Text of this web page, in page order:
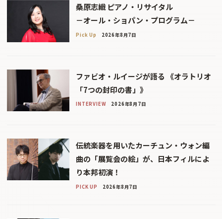
桑原志織 ピアノ・リサイタル
－オール・ショパン・プログラム－
Pick Up 2026年8月7日
ファビオ・ルイージが語る 《オラトリオ
「7つの封印の書」》
INTERVIEW 2026年8月7日
伝統楽器を用いたカーチュン・ウォン編
曲の「展覧会の絵」が、日本フィルによ
り本邦初演！
PICK UP 2026年8月7日